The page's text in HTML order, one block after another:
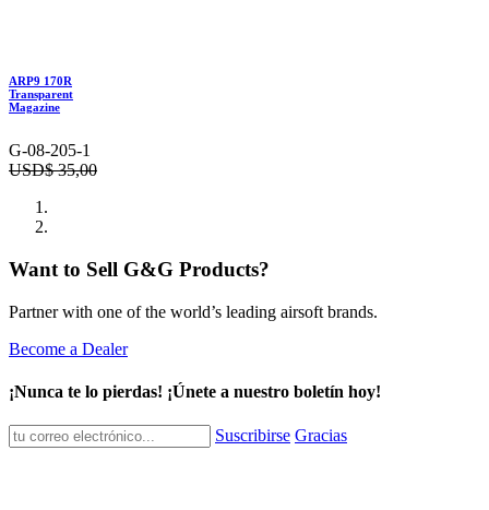
ARP9 170R
Transparent
Magazine
G-08-205-1
USD$35,00
Want to Sell G&G Products?
Partner with one of the world’s leading airsoft brands.
Become a Dealer
¡Nunca te lo pierdas! ¡Únete a nuestro boletín hoy!
Suscribirse Gracias